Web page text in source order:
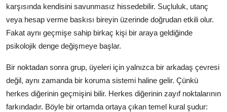
karşısında kendisini savunmasız hissedebilir. Suçluluk, utanç
veya hesap verme baskısı bireyin üzerinde doğrudan etkili olur.
Fakat aynı geçmişe sahip birkaç kişi bir araya geldiğinde
psikolojik denge değişmeye başlar.
Bir noktadan sonra grup, üyeleri için yalnızca bir arkadaş çevresi
değil, aynı zamanda bir koruma sistemi haline gelir. Çünkü
herkes diğerinin geçmişini bilir. Herkes diğerinin zayıf noktalarının
farkındadır. Böyle bir ortamda ortaya çıkan temel kural şudur: